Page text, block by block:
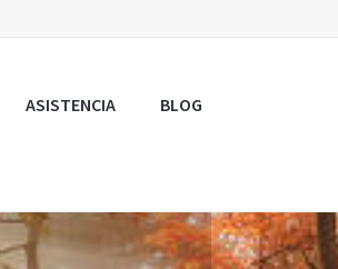
ASISTENCIA BLOG